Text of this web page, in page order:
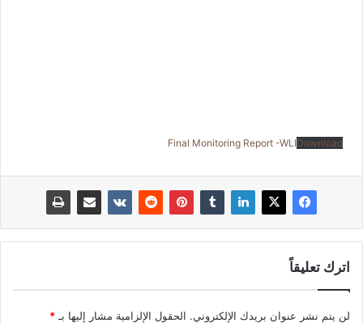
Final Monitoring Report -WLIDownload
اترك تعليقاً
لن يتم نشر عنوان بريدك الإلكتروني. الحقول الإلزامية مشار إليها بـ *